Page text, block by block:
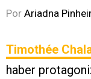
Por Ariadna
Timothée
haber